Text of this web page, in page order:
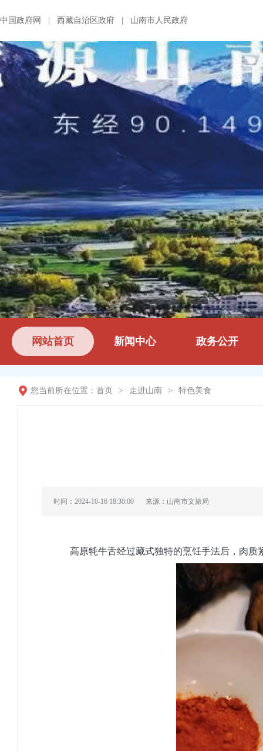
中国政府网 西藏自治区政府 山南市人民政府
网站首页 新闻中心 政务公开
您当前所在位置： 首页 > 走进山南 > 特色美食
时间：2024-10-16 18:30:00 来源：山南市文旅局
高原牦牛舌经过藏式独特的烹饪手法后，肉